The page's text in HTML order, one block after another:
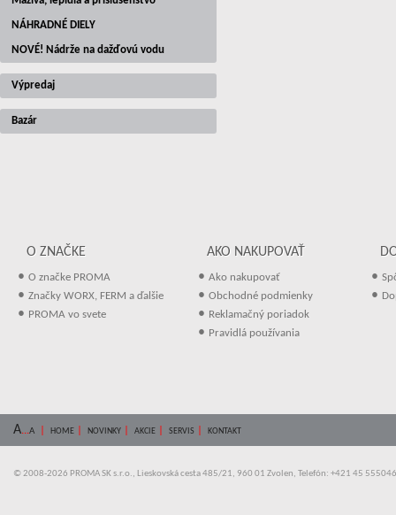
NÁHRADNÉ DIELY
NOVÉ! Nádrže na dažďovú vodu
Výpredaj
Bazár
O ZNAČKE
• O značke PROMA
• Značky WORX, FERM a ďalšie
• PROMA vo svete
AKO NAKUPOVAŤ
• Ako nakupovať
• Obchodné podmienky
• Reklamačný poriadok
• Pravidlá používania
•
•
A...A HOME NOVINKY AKCIE SERVIS KONTAKT
© 2008-2026 PROMA SK s.r.o., Lieskovská cesta 485/21, 960 01 Zvolen, Telefón: +421 45